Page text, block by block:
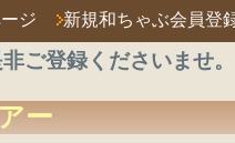
ジ 新規和ちゃぶ会員登
ご登録くださいませ。
ー